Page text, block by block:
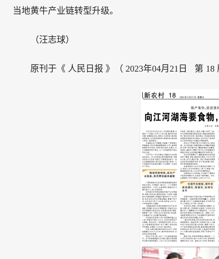
当地黄牛产业链转型升级。
（汪志球）
原刊于《 人民日报 》（ 2023年04月21日 第 18